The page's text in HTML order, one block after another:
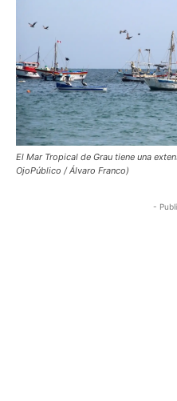
El Mar Tropical de Grau tiene una
OjoPúblico / Álvaro Franco)
-